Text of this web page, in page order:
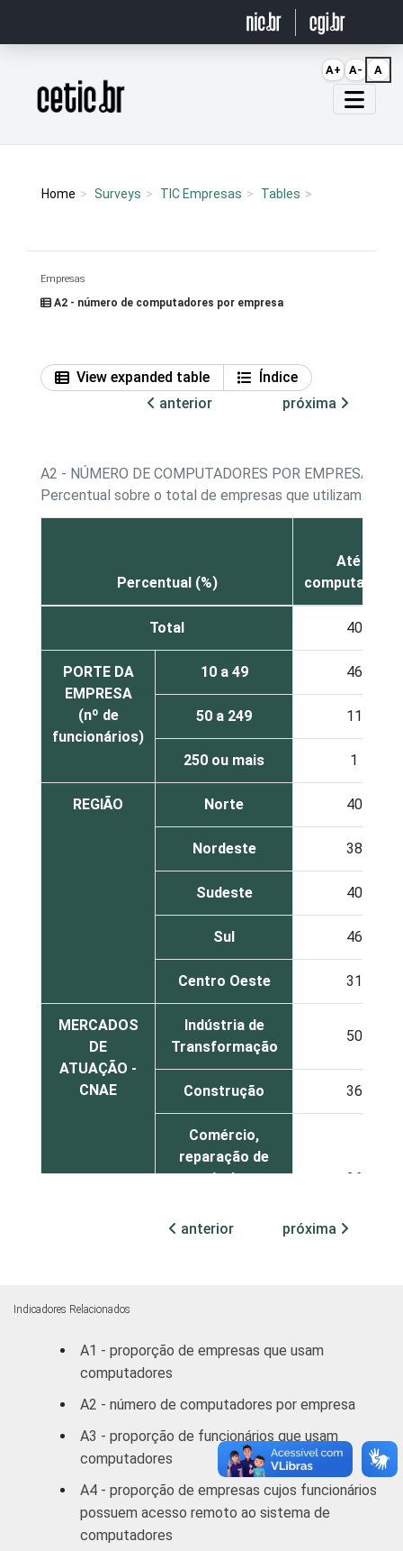
Página inicial
Home Surveys TIC Empresas Tables
Empresas
A2 - número de computadores por empresa
View expanded table
Índice
anterior
próxima
A2 - NÚMERO DE COMPUTADORES POR EMPRESA
Percentual sobre o total de empresas que utilizam
Percentual (%)
Até 5
computadores
Total 40
PORTE DA
EMPRESA
(nº de
funcionários)
10 a 49 46
50 a 249 11
250 ou mais 1
REGIÃO Norte 40
Nordeste 38
Sudeste 40
Sul 46
Centro Oeste 31
MERCADOS
DE
ATUAÇÃO -
CNAE
Indústria de
Transformação
50
Construção 36
Comércio,
reparação de
veículos
motocicletas
36
Alojamento e
imobiliárias;
Atividades
profissionais,
científicas e
anterior próxima
Indicadores Relacionados
A1 - proporção de empresas que usam
computadores
A2 - número de computadores por empresa
A3 - proporção de funcionários que usam
computadores
A4 - proporção de empresas cujos funcionários
possuem acesso remoto ao sistema de
computadores
A+ A- A